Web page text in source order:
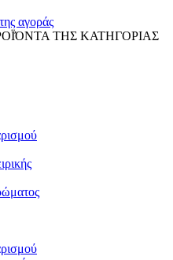
αγοράς
ΤΗΣ ΚΑΤΗΓΟΡΙΑΣ